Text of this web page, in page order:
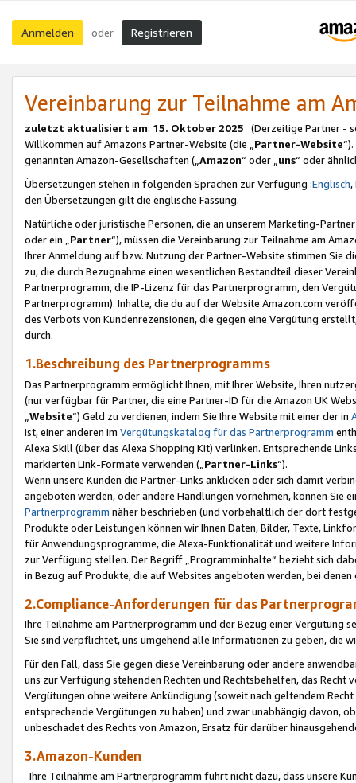
Anmelden oder Registrieren
Vereinbarung zur Teilnahme am
zuletzt aktualisiert am: 15. Oktober 2025 (Derzeitige Partner -
Willkommen auf Amazons Partner-Website (die „Partner-Website
genannten Amazon-Gesellschaften („Amazon“ oder „uns“ oder
Übersetzungen stehen in folgenden Sprachen zur Verfügung :Englisch,
den Übersetzungen gilt die englische Fassung.
Natürliche oder juristische Personen, die an unserem Marketing-
oder ein „Partner“), müssen die Vereinbarung zur Teilnahme am
Ihrer Anmeldung auf bzw. Nutzung der Partner-Website stimmen Sie
zu, die durch Bezugnahme einen wesentlichen Bestandteil dieser
Partnerprogramm, die IP-Lizenz für das Partnerprogramm, den
Partnerprogramm). Inhalte, die du auf der Website Amazon.com
des Verbots von Kundenrezensionen, die gegen eine Vergütung
durch.
1.Beschreibung des Partnerprogramms
Das Partnerprogramm ermöglicht Ihnen, mit Ihrer Website, Ihren
(nur verfügbar für Partner, die eine Partner-ID für die Amazon UK
Website“) Geld zu verdienen, indem Sie Ihre Website mit einer der in
ist, einer anderen im Vergütungskatalog für das Partnerprogramm
Alexa Skill (über das Alexa Shopping Kit) verlinken. Entsprechende
markierten Link-Formate verwenden („ Partner-Links“).
Wenn unsere Kunden die Partner-Links anklicken oder sich damit
angeboten werden, oder andere Handlungen vornehmen, können Sie
Partnerprogramm näher beschrieben (und vorbehaltlich der dort
Produkte oder Leistungen können wir Ihnen Daten, Bilder, Texte,
für Anwendungsprogramme, die Alexa-Funktionalität und weitere
zur Verfügung stellen. Der Begriff „Programminhalte“ bezieht sich
in Bezug auf Produkte, die auf Websites angeboten werden, bei
2.Compliance-Anforderungen für das
Ihre Teilnahme am Partnerprogramm und der Bezug einer Vergütung
Sie sind verpflichtet, uns umgehend alle Informationen zu geben, die
Für den Fall, dass Sie gegen diese Vereinbarung oder andere
uns zur Verfügung stehenden Rechten und Rechtsbehelfen, das
Vergütungen ohne weitere Ankündigung (soweit nach geltendem
entsprechende Vergütungen zu haben) und zwar unabhängig davon,
unbeschadet des Rechts von Amazon, Ersatz für darüber
3.Amazon-Kunden
Ihre Teilnahme am Partnerprogramm führt nicht dazu, dass unsere